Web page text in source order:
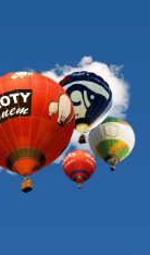
na Threads
na stronie